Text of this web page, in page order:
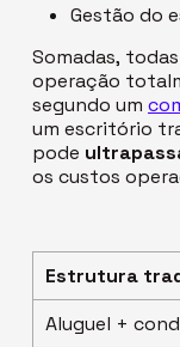
Gestão do
Somadas,
operação
segundo um
um escritório
pode
os custos
Estrutura
Aluguel +